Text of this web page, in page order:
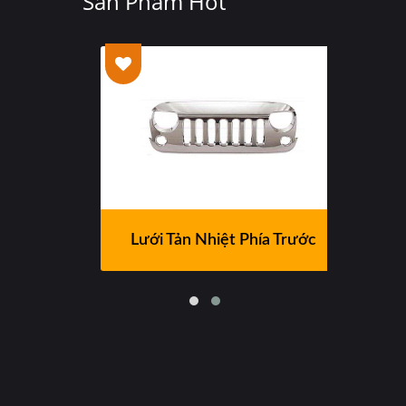
Lưới Tản Nhiệt Phía Trước